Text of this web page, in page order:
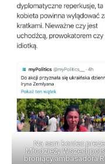
Na sam koniec
Młodzieży
broniący ambasadora